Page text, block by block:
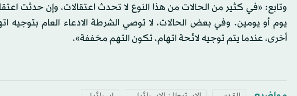
وتابع: «في كثير من الحالات من هذا النوع لا تحدث اعتقالات، وإن حدثت
يوم أو يومين. وفي بعض الحالات، لا توصي الشرطة الادعاء العام بتوجيه
أخرى، عندما يتم توجيه لائحة اتهام، تكون التهم مخففة».